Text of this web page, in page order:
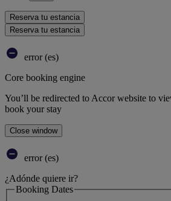
Reserva tu estancia
Reserva tu estancia
error (es)
Core booking engine
You’ll be redirected to Accor website to
book your stay
Close window
error (es)
¿Adónde quiere ir?
Booking Dates